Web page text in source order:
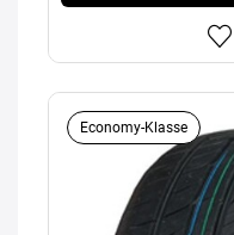
Economy-Klasse